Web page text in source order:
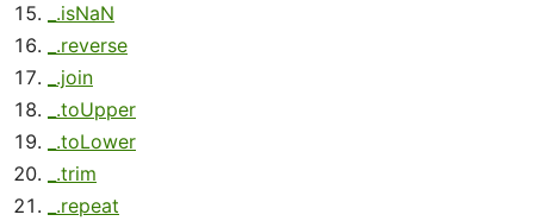
_.isNaN
_.reverse
_.join
_.toUpper
_.toLower
_.trim
_.repeat